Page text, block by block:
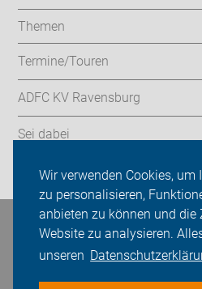
Wir verwenden Cookies, um
zu personalisieren,
anbieten zu können und die
Website zu analysieren.
unseren
Themen
Termine/Touren
ADFC KV Ravensburg
Sei dabei
Login
Bleiben Sie in Kontakt